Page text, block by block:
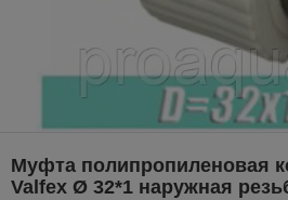
Муфта полипропиленовая
Valfex Ø 32*1 наружная